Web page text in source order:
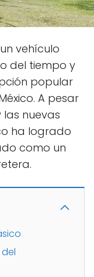
vehículo
del tiempo y
popular
A pesar
nuevas
ha logrado
como un